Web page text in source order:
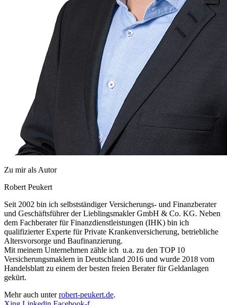
Zu mir als Autor
Robert Peukert
Seit 2002 bin ich selbstständiger Versicherungs- und Finanzberater
und Geschäftsführer der Lieblingsmakler GmbH & Co. KG. Neben
dem Fachberater für Finanzdienstleistungen (IHK) bin ich
qualifizierter Experte für Private Krankenversicherung, betriebliche
Altersvorsorge und Baufinanzierung.
Mit meinem Unternehmen zähle ich u.a. zu den TOP 10
Versicherungsmaklern in Deutschland 2016 und wurde 2018 vom
Handelsblatt zu einem der besten freien Berater für Geldanlagen
gekürt.
Mehr auch unterrobert-peukert.de.